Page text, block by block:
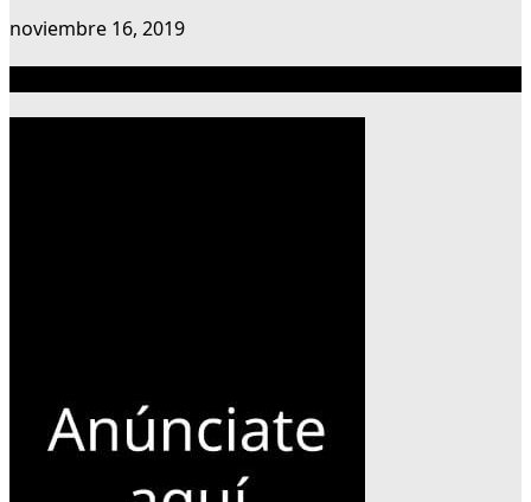
noviembre 16, 2019